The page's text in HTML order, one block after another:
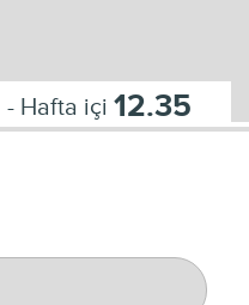
- Hafta içi 12.35